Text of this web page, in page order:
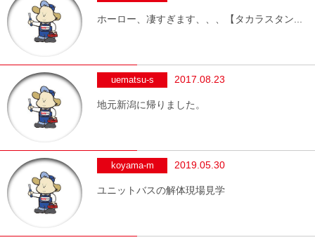
ホーロー、凄すぎます、、、【タカラスタン...
uematsu-s 2017.08.23
地元新潟に帰りました。
koyama-m 2019.05.30
ユニットバスの解体現場見学